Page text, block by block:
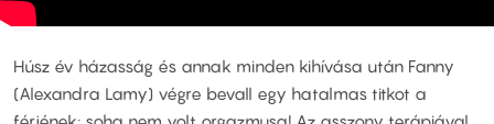
Húsz év házasság és annak minden kihívása után Fanny
(Alexandra Lamy) végre bevall egy hatalmas titkot a